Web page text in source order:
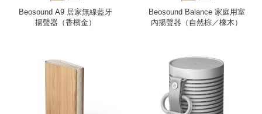
Beosound A9 居家無線藍牙
揚聲器（香檳金）
Beosound Balance 家庭用室
內揚聲器（自然棕／橡木）